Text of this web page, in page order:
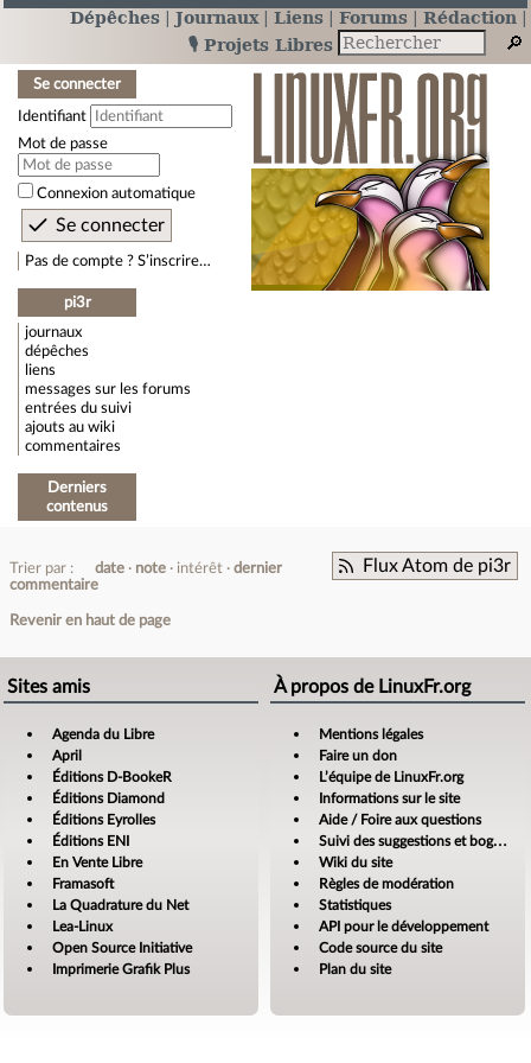
Dépêches Journaux Liens Forums
Rédaction
🎙️ Projets Libres
Se connecter
Identifiant
Mot de passe
Connexion automatique
Pas de compte ? S’inscrire…
pi3r
journaux
dépêches
liens
messages sur les forums
entrées du suivi
ajouts au wiki
commentaires
Derniers
contenus
Flux Atom de pi3r
Trier par : date note intérêt
dernier
commentaire
Revenir en haut de page
Sites amis
Agenda du Libre
April
Éditions D-BookeR
Éditions Diamond
Éditions Eyrolles
Éditions ENI
En Vente Libre
Framasoft
La Quadrature du Net
Lea-Linux
Open Source Initiative
Imprimerie Grafik Plus
À propos de LinuxFr.org
Mentions légales
Faire un don
L’équipe de LinuxFr.org
Informations sur le site
Aide / Foire aux questions
Suivi des suggestions et bogues
Wiki du site
Règles de modération
Statistiques
API pour le développement
Code source du site
Plan du site